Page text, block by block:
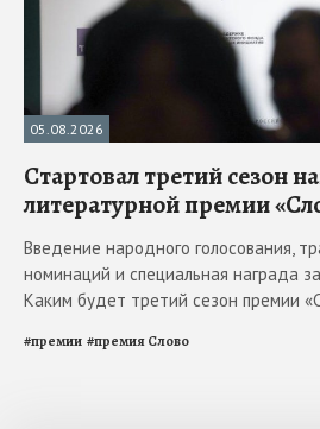
05.08.2026
Стартовал третий сезон
литературной премии
Введение народного голосования,
номинаций и специальная награда
Каким будет третий сезон премии
#премии #премия Слово